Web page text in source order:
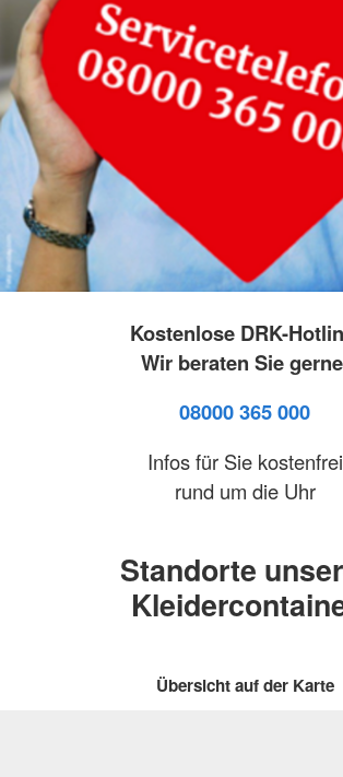
Kostenlose DRK-
Wir beraten Sie
08000 365 000
Infos für Sie kostenfrei
rund um die Uhr
Standorte
Übersicht auf der Karte